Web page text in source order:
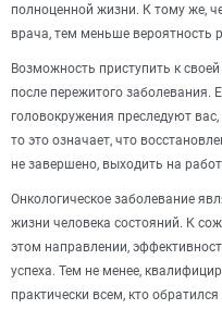
полноценной жизни. К тому же,
врача, тем меньше вероятность
Возможность приступить к
после пережитого заболевания.
головокружения преследуют
то это означает, что
не завершено, выходить на
Онкологическое заболевание
жизни человека состояний. К
этом направлении,
успеха. Тем не менее,
практически всем, кто